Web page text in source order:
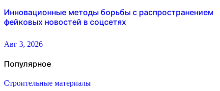
Инновационные методы борьбы с распространением
фейковых новостей в соцсетях
Авг 3, 2026
Популярное
Строительные материалы